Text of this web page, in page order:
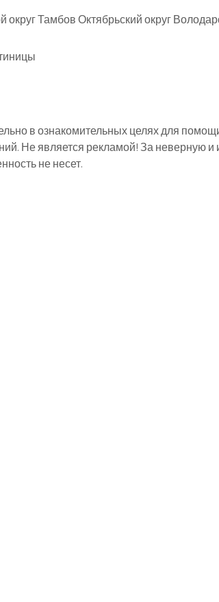
Тамбов Октябрьский округ
в ознакомительных целях для
Не является рекламой! За неверную
не несет.